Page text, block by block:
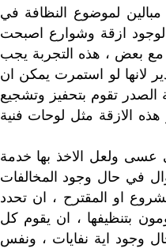
لموضوع النظافة في
لوجود ازقة وشوارع اصبحت
بعض ، هذه التجربة يجب
لانها لو استمرت يمكن ان
الصدر تقوم بتحفيز وتشجيع
الازقة مثل لوحات فنية
عسى ولعل الاخذ بها خدمة
في حال وجود
المخالفات
او المقترح ، ان تحدد
بتنظيفها ، ان يقوم كل
وجود اية نفايات ، ونفس